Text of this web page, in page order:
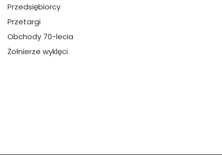
Przedsiębiorcy
Przetargi
Obchody 70-lecia
Żołnierze wyklęci